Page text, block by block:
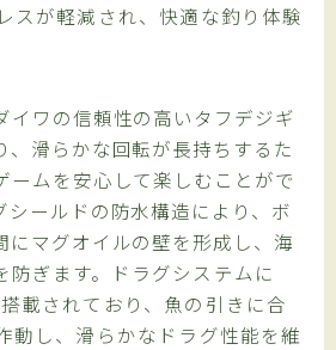
スが軽減され、快適な釣り体験
イワの信頼性の高いタフデジギ
、滑らかな回転が長持ちするた
ームを安心して楽しむことがで
シールドの防水構造により、ボ
にマグオイルの壁を形成し、海
ぎます。
ドラグシステムに
載されており、魚の引きに合
動し、滑らかなドラグ性能を維